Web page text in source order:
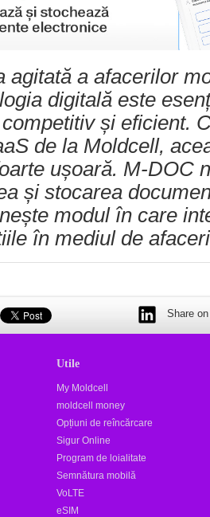
agitată a afacerilor
digitală este
și eficient.
de la Moldcell,
ușoară. M-DOC
și stocarea
modul în care
în mediul de afaceri
Share
Utile
My Moldcell
moldcell money
Opțiuni de reîncărcare
Sigur Online
Program de loialitate
Semnătura mobilă
VoLTE
eSIM